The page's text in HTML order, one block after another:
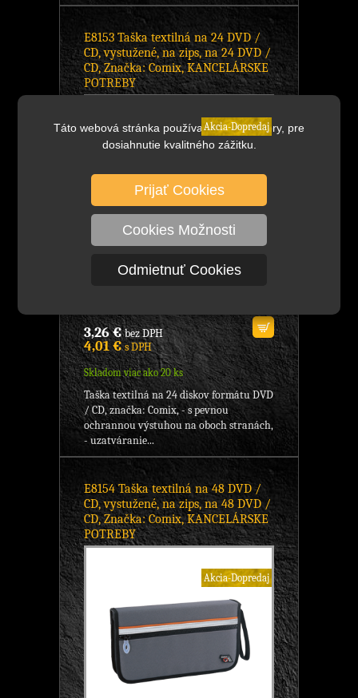
Táto webová stránka používa cookies súbory, pre
dosiahnutie kvalitného zážitku.
Prijať Cookies
Cookies Možnosti
Odmietnuť Cookies
E8153 Taška textilná na 24 DVD /
CD, vystužené, na zips, na 24 DVD /
CD, Značka: Comix, KANCELÁRSKE
POTREBY
Akcia-Dopredaj
3,26 €bez DPH
4,01 €s DPH
Skladom viac ako 20 ks
Taška textilná na 24 diskov formátu DVD
/ CD, značka: Comix, - s pevnou
ochrannou výstuhou na oboch stranách,
- uzatváranie...
E8154 Taška textilná na 48 DVD /
CD, vystužené, na zips, na 48 DVD /
CD, Značka: Comix, KANCELÁRSKE
POTREBY
Akcia-Dopredaj